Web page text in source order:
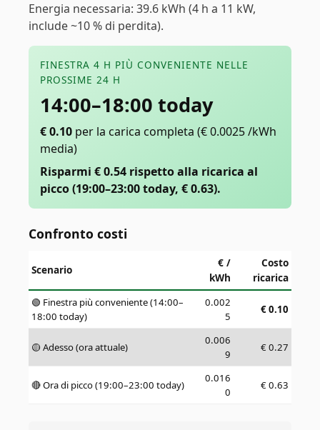
Energia necessaria: 39.6 kWh (4 h a 11 kW,
include ~10 % di perdita).
FINESTRA 4 H PIÙ CONVENIENTE NELLE
PROSSIME 24 H
14:00–18:00 today
€0.10 per la carica completa (€ 0.0025 /kWh
media)
Risparmi € 0.54 rispetto alla ricarica al
picco (19:00–23:00 today, € 0.63).
Confronto costi
Scenario
€ /
kWh
Costo
ricarica
🟢 Finestra più conveniente (14:00–
18:00 today)
0.002
5
€0.10
🟡 Adesso (ora attuale)
0.006
9
€ 0.27
🔴 Ora di picco (19:00–23:00 today)
0.016
0
€0.63